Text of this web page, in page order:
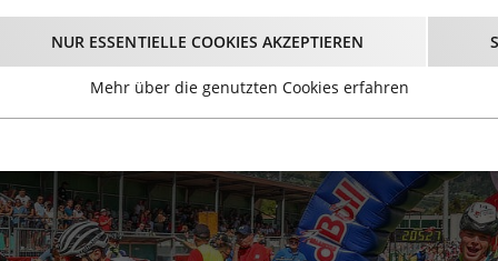
Dolomitenmann
12.09.2026 - Beginn 10:00 Uhr
NUR ESSENTIELLE COOKIES AKZEPTIEREN
Mehr über die genutzten Cookies erfahren